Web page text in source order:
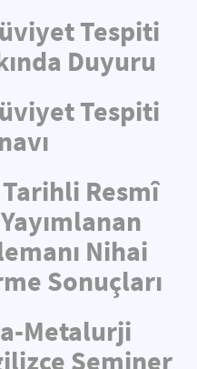
Tespiti
Duyuru
Tespiti
Resmî
Nihai
Sonuçları
Metalurji
Seminer